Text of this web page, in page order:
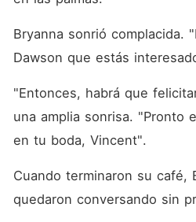
Bryanna sonrió complacida.
Dawson que estás
"Entonces, habrá que
una amplia sonrisa. "Pronto
en tu boda, Vincent".
Cuando terminaron su café,
quedaron conversando sin